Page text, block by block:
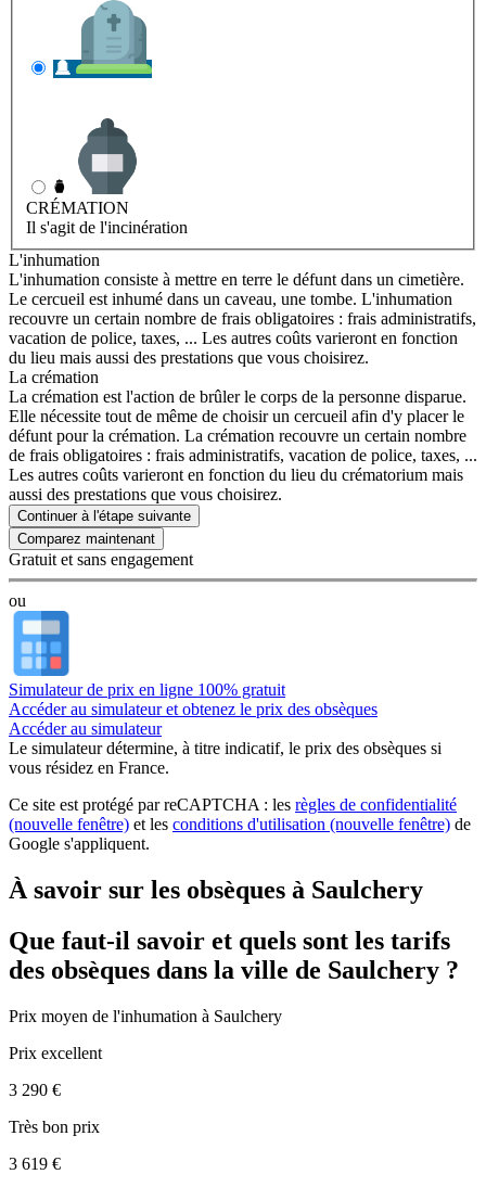
CRÉMATION
Il s'agit de l'incinération
L'inhumation
L'inhumation consiste à mettre en terre le défunt dans un cimetière.
Le cercueil est inhumé dans un caveau, une tombe. L'inhumation
recouvre un certain nombre de frais obligatoires : frais administratifs,
vacation de police, taxes, ... Les autres coûts varieront en fonction
du lieu mais aussi des prestations que vous choisirez.
La crémation
La crémation est l'action de brûler le corps de la personne disparue.
Elle nécessite tout de même de choisir un cercueil afin d'y placer le
défunt pour la crémation. La crémation recouvre un certain nombre
de frais obligatoires : frais administratifs, vacation de police, taxes, ...
Les autres coûts varieront en fonction du lieu du crématorium mais
aussi des prestations que vous choisirez.
Continuer à l'étape suivante
Gratuit et sans engagement
ou
Simulateur de prix en ligne 100% gratuit
Accéder au simulateur et obtenez le prix des obsèques
Accéder au simulateur
Le simulateurdétermine, à titre indicatif, le prix des obsèques si
vous résidez en France.
Ce site est protégé par reCAPTCHA : les règles de confidentialité
(nouvelle fenêtre) et les conditions d'utilisation (nouvelle fenêtre) de
Google s'appliquent.
À savoir sur les obsèques à Saulchery
Que faut-il savoir et quels sont les tarifs
des obsèques dans la ville de Saulchery ?
Prix moyen de l'inhumation à Saulchery
Prix excellent
3 290 €
Très bon prix
3 619 €